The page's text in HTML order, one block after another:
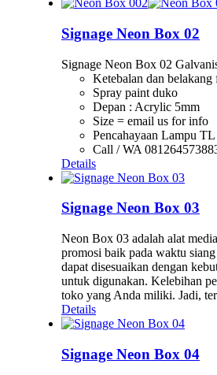
Signage Neon Box 02
Signage Neon Box 02
Ketebalan dan
Spray paint duko
Depan : Acrylic 5mm
Size = email us for info
Pencahayaan Lampu
Call / WA
Details
Signage Neon Box 03
Neon Box 03 adalah alat
promosi baik pada waktu
dapat disesuaikan dengan
untuk digunakan. Kelebihan
toko yang Anda miliki. Jadi,
Details
Signage Neon Box 04